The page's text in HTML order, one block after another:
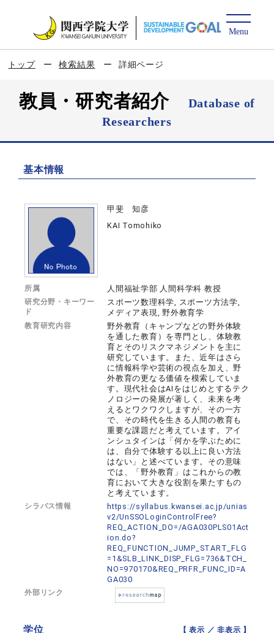
トップ 検索結果 詳細ページ
教員・研究者紹介
Database of
Researchers
基本情報
甲斐 知彦
KAI Tomohiko
所属 人間福祉学部 人間科学科 教授
研究分野・キーワー
ド
スポーツ数理科学, スポーツ方法学,
メディア表現, 野外教育学
教育研究内容
野外教育（キャンプなどの野外体験
を通した教育）を専門とし、体験教
育とそのリスクマネジメントを主に
研究しています。また、近年はさら
に情報科学や芸術の視点を加え、野
外教育の更なる価値を模索していま
す。現代社会はAIをはじめとするテク
ノロジーの発展が著しく、未来を考
えるとワクワクしますが、その一方
で、その時代を生きる人間の教育も
重要な課題だと考えています。アイ
ンシュタインは「何かを学ぶために
は、自分で体験する以上に良い方法
はない」と述べています。その意味
では、「野外教育」はこれからの教
育において大きな役割を果たすもの
と考えています。
シラバス情報
https://syllabus.kwansei.ac.jp/unias
v2/UnSSOLoginControlFree?
REQ_ACTION_DO=/AGA030PLS01Act
ion.do?
REQ_FUNCTION_JUMP_START_FLG
=1&SLB_LINK_DISP_FLG=736&TCH_
NO=970170&REQ_PRFR_FUNC_ID=A
GA030
外部リンク
学位 【 表示 ／非表示 】